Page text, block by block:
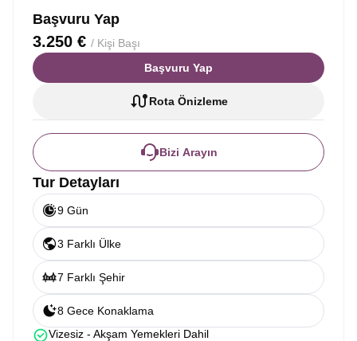
Başvuru Yap
3.250 € / Kişi Başı
Başvuru Yap
Rota Önizleme
Bizi Arayın
Tur Detayları
9 Gün
3 Farklı Ülke
7 Farklı Şehir
8 Gece Konaklama
Vizesiz - Akşam Yemekleri Dahil